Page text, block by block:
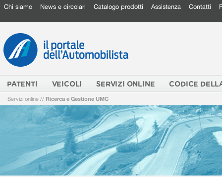
Chi siamo News e circolari Catalogo prodotti Assistenza Contatti
PATENTI VEICOLI SERVIZI ONLINE CODICE
Servizi online // Ricerca e Gestione UMC